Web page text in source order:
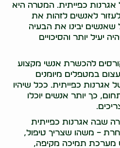
כפייתית. המטרה היא
לאנשים לזהות את
יבינו את הבעיה
יעיל יותר והסיכויים
להכשרת אנשי מקצוע
במטפלים מיומנים
אגרנות כפייתית. ככל שיהיו
כך יותר אנשים יוכלו
שבה אגרנות כפייתית
– משהו שצריך טיפול,
מערכת תמיכה מקיפה,